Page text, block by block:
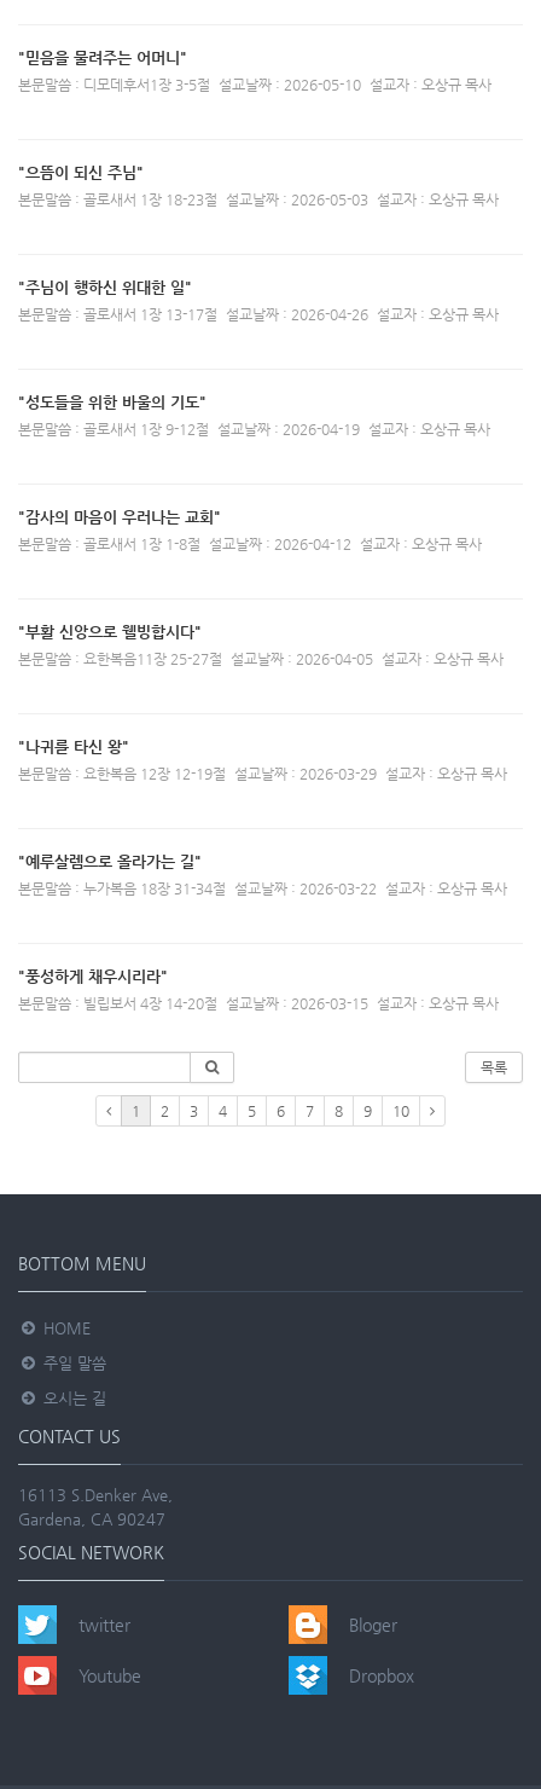
"믿음을 물려주는 어머니"
본문말씀 : 디모데후서1장 3-5절 설교날짜 : 2026-05-10 설교자 : 오상규 목사
"으뜸이 되신 주님"
본문말씀 : 골로새서 1장 18-23절 설교날짜 : 2026-05-03 설교자 : 오상규 목사
"주님이 행하신 위대한 일"
본문말씀 : 골로새서 1장 13-17절 설교날짜 : 2026-04-26 설교자 : 오상규 목사
"성도들을 위한 바울의 기도"
본문말씀 : 골로새서 1장 9-12절 설교날짜 : 2026-04-19 설교자 : 오상규 목사
"감사의 마음이 우러나는 교회"
본문말씀 : 골로새서 1장 1-8절 설교날짜 : 2026-04-12 설교자 : 오상규 목사
"부활 신앙으로 웰빙합시다"
본문말씀 : 요한복음11장 25-27절 설교날짜 : 2026-04-05 설교자 : 오상규 목사
"나귀를 타신 왕"
본문말씀 : 요한복음 12장 12-19절 설교날짜 : 2026-03-29 설교자 : 오상규 목사
"예루살렘으로 올라가는 길"
본문말씀 : 누가복음 18장 31-34절 설교날짜 : 2026-03-22 설교자 : 오상규 목사
"풍성하게 채우시리라"
본문말씀 : 빌립보서 4장 14-20절 설교날짜 : 2026-03-15 설교자 : 오상규 목사
목록
1 2 3 4 5 6 7 8 9 10
BOTTOM MENU
HOME
주일 말씀
오시는 길
CONTACT US
16113 S.Denker Ave,
Gardena, CA 90247
SOCIAL NETWORK
twitter
Youtube
Bloger
Dropbox